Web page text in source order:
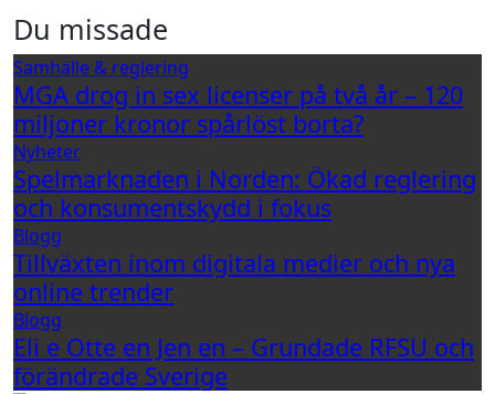
Du missade
Samhälle & reglering
MGA drog in sex licenser på två år – 120
miljoner kronor spårlöst borta?
Nyheter
Spelmarknaden i Norden: Ökad reglering
och konsumentskydd i fokus
Blogg
Tillväxten inom digitala medier och nya
online trender
Blogg
Eli e Otte en Jen en – Grundade RFSU och
förändrade Sverige